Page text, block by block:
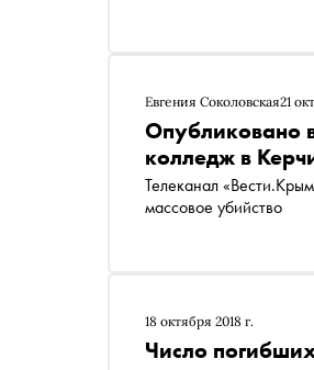
Евгения Соколовская21
Опубликовано
колледж в
Телеканал
массовое убийство
18 октября 2018 г.
Число